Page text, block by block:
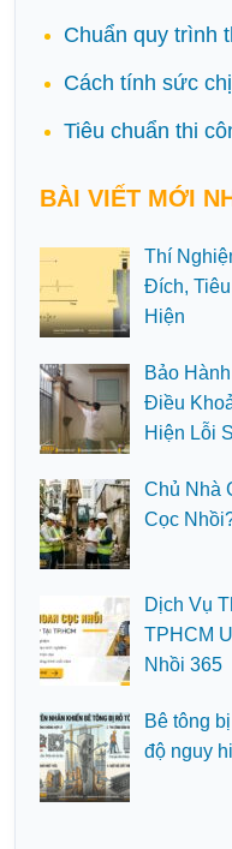
Chuẩn quy trình
Cách tính sức
Tiêu chuẩn thi
BÀI VIẾT MỚI
Thí
Đích,
Hiện
Bảo
Điều
Hiện Lỗi
Chủ Nhà
Cọc
Dịch Vụ
TPHCM
Nhồi 365
Bê tông
độ nguy